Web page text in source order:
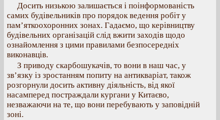
Досить низькою залишається і поінформованість
самих будівельників про порядок ведення робіт у
пам’яткоохоронних зонах. Гадаємо, що керівництву
будівельних організацій слід вжити заходів щодо
ознайомлення з цими правилами безпосередніх
виконавців.
З приводу скарбошукачів, то вони в наш час, у
зв’язку із зростанням попиту на антикваріат, також
розгорнули досить активну діяльність, від якої
насамперед постраждали кургани у Китаєво,
незважаючи на те, що вони перебувають у заповідній
зоні.